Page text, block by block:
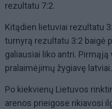
rezultatu 7:2.
Kitądien lietuviai rezultatu
turnyrą rezultatu 3:2 baigė
galiausiai liko antri.
pralaimėjimų žygiavę latviai.
Po kiekvienų Lietuvos
arenos prieigose rikiavosi